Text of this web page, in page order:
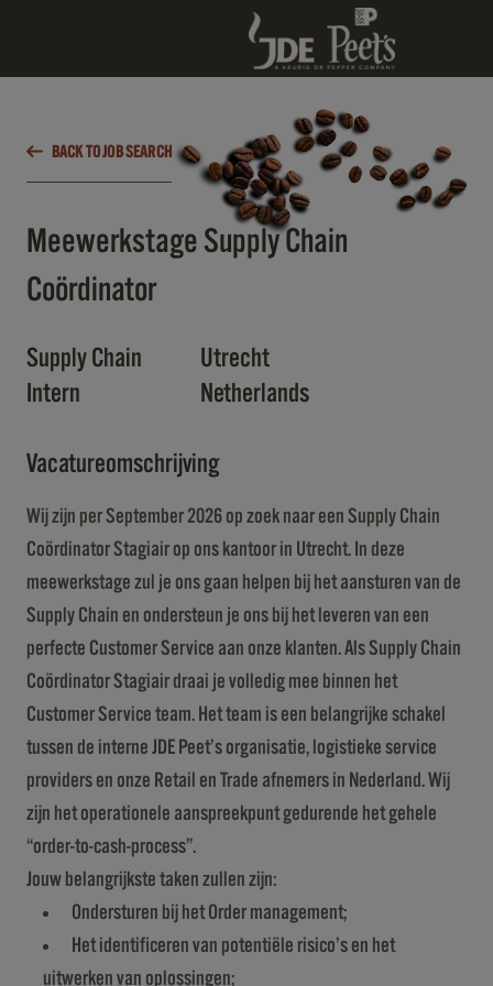
BACK TO JOB SEARCH
Meewerkstage Supply Chain
Coördinator
Supply Chain
Utrecht
Intern
Netherlands
Vacatureomschrijving
Wij zijn per September 2026 op zoek naar een Supply Chain
Coördinator Stagiair op ons kantoor in Utrecht. In deze
meewerkstage zul je ons gaan helpen bij het aansturen van de
Supply Chain en ondersteun je ons bij het leveren van een
perfecte Customer Service aan onze klanten. Als Supply Chain
Coördinator Stagiair draai je volledig mee binnen het
Customer Service team. Het team is een belangrijke schakel
tussen de interne JDE Peet’s organisatie, logistieke service
providers en onze Retail en Trade afnemers in Nederland. Wij
zijn het operationele aanspreekpunt gedurende het gehele
“order-to-cash-process”.
Jouw belangrijkste taken zullen zijn:
Ondersturen bij het Order management;
Het identificeren van potentiële risico’s en het
uitwerken van oplossingen;